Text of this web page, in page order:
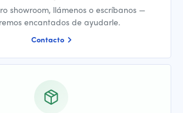
showroom, llámenos o escríbanos —
encantados de ayudarle.
Contacto